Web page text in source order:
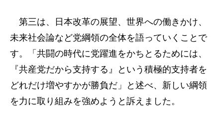
第三は、日本改革の展望、世界への働きかけ、
未来社会論など党綱領の全体を語っていくことで
す。「共闘の時代に党躍進をかちとるためには、
『共産党だから支持する』という積極的支持者を
どれだけ増やすかが勝負だ」と述べ、新しい綱領
を力に取り組みを強めようと訴えました。